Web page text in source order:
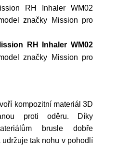
RH Inhaler WM02
značky Mission pro
RH Inhaler WM02
značky Mission pro
kompozitní materiál 3D
proti oděru. Díky
brusle dobře
tak nohu v pohodlí